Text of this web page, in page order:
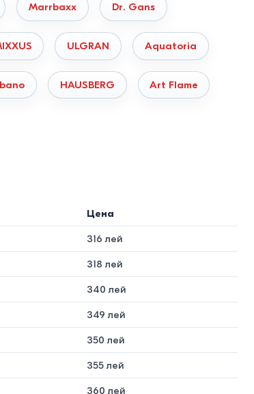
оптимальным для быстрого
Обожженная глина
Минимальный
Абсолютная
Marrbaxx Dr. Gans
ULGRAN Aquatoria
HAUSBERG Art Flame
Цена
316 лей
318 лей
340 лей
349 лей
350 лей
355 лей
360 лей